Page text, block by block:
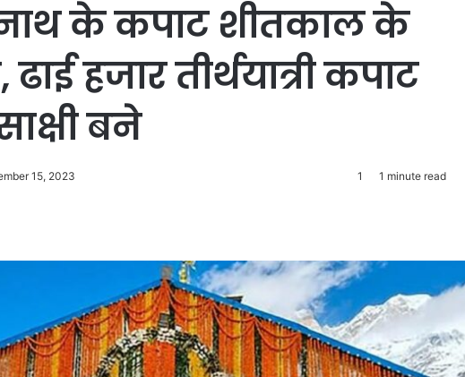
के कपाट शीतकाल के
हजार तीर्थयात्री कपाट
बने
15, 2023 1 1 minute read